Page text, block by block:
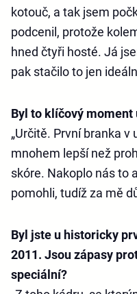
kotouč, a tak jsem
podcenil, protože
hned čtyři hosté. Já
pak stačilo to jen
Byl to klíčový moment
„Určitě. První branka
mnohem lepší než
skóre. Nakoplo nás to
pomohli, tudíž za mě
Byl jste u historicky
2011. Jsou zápasy
speciální?